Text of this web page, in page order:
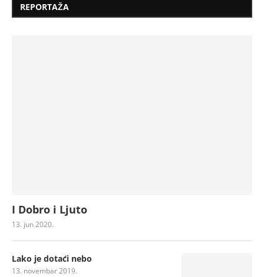
REPORTAŽA
I Dobro i Ljuto
13. jun 2020.
Lako je dotaći nebo
13. novembar 2019.